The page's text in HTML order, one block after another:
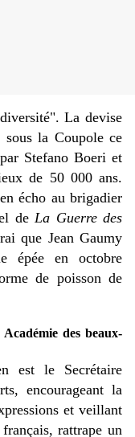
La devise
sous la Coupole ce
Stefano Boeri et
de 50 000 ans.
écho au brigadier
de La Guerre des
que Jean Gaumy
épée en octobre
de poisson de
des beaux-
est le Secrétaire
encourageant la
et veillant
rattrape un